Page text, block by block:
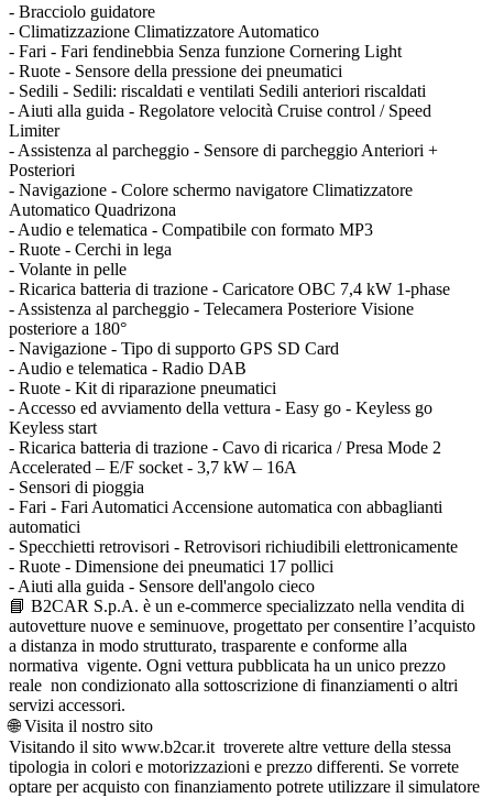
- Bracciolo guidatore
- Climatizzazione Climatizzatore Automatico
- Fari - Fari fendinebbia Senza funzione Cornering Light
- Ruote - Sensore della pressione dei pneumatici
- Sedili - Sedili: riscaldati e ventilati Sedili anteriori riscaldati
- Aiuti alla guida - Regolatore velocità Cruise control / Speed
Limiter
- Assistenza al parcheggio - Sensore di parcheggio Anteriori +
Posteriori
- Navigazione - Colore schermo navigatore Climatizzatore
Automatico Quadrizona
- Audio e telematica - Compatibile con formato MP3
- Ruote - Cerchi in lega
- Volante in pelle
- Ricarica batteria di trazione - Caricatore OBC 7,4 kW 1-phase
- Assistenza al parcheggio - Telecamera Posteriore Visione
posteriore a 180°
- Navigazione - Tipo di supporto GPS SD Card
- Audio e telematica - Radio DAB
- Ruote - Kit di riparazione pneumatici
- Accesso ed avviamento della vettura - Easy go - Keyless go
Keyless start
- Ricarica batteria di trazione - Cavo di ricarica / Presa Mode 2
Accelerated – E/F socket - 3,7 kW – 16A
- Sensori di pioggia
- Fari - Fari Automatici Accensione automatica con abbaglianti
automatici
- Specchietti retrovisori - Retrovisori richiudibili elettronicamente
- Ruote - Dimensione dei pneumatici 17 pollici
- Aiuti alla guida - Sensore dell'angolo cieco
📘 B2CAR S.p.A. è un e-commerce specializzato nella vendita di
autovetture nuove e seminuove, progettato per consentire l’acquisto
a distanza in modo strutturato, trasparente e conforme alla
normativa vigente. Ogni vettura pubblicata ha un unico prezzo
reale non condizionato alla sottoscrizione di finanziamenti o altri
servizi accessori.
🌐 Visita il nostro sito
Visitando il sito www.b2car.it troverete altre vetture della stessa
tipologia in colori e motorizzazioni e prezzo differenti. Se vorrete
optare per acquisto con finanziamento potrete utilizzare il simulatore